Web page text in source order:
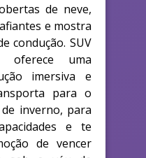
de neve,
e mostra
condução. SUV
oferece uma
imersiva e
para o
inverno, para
e te
de vencer